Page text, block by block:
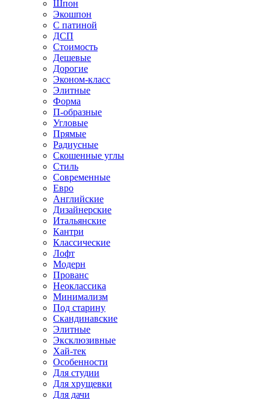
Шпон
Экошпон
С патиной
ДСП
Стоимость
Дешевые
Дорогие
Эконом-класс
Элитные
Форма
П-образные
Угловые
Прямые
Радиусные
Скошенные углы
Стиль
Современные
Евро
Английские
Дизайнерские
Итальянские
Кантри
Классические
Лофт
Модерн
Прованс
Неоклассика
Минимализм
Под старину
Скандинавские
Элитные
Эксклюзивные
Хай-тек
Особенности
Для студии
Для хрущевки
Для дачи